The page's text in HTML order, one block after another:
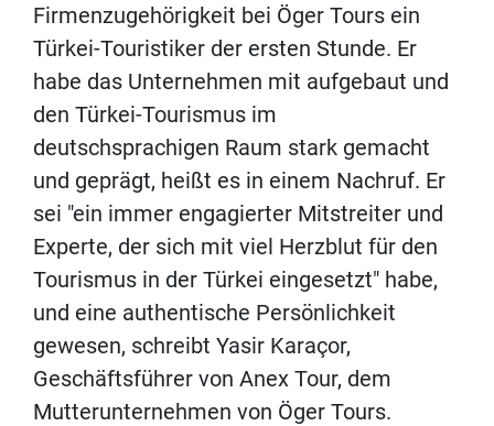
Firmenzugehörigkeit bei Öger Tours ein
Türkei-Touristiker der ersten Stunde. Er
habe das Unternehmen mit aufgebaut und
den Türkei-Tourismus im
deutschsprachigen Raum stark gemacht
und geprägt, heißt es in einem Nachruf. Er
sei "ein immer engagierter Mitstreiter und
Experte, der sich mit viel Herzblut für den
Tourismus in der Türkei eingesetzt" habe,
und eine authentische Persönlichkeit
gewesen, schreibt Yasir Karaçor,
Geschäftsführer von Anex Tour, dem
Mutterunternehmen von Öger Tours.